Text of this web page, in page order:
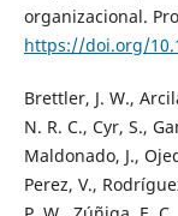
organizacional.
https://doi.org/
Brettler, J. W.,
N. R. C., Cyr, S.,
Maldonado, J.,
Perez, V.,